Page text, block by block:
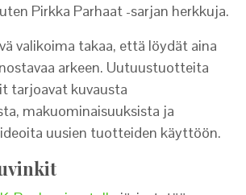
Pirkka Parhaat -sarjan herkkuja.
valikoima takaa, että löydät aina
arkeen. Uutuustuotteita
tarjoavat kuvausta
makuominaisuuksista ja
uusien tuotteiden käyttöön.